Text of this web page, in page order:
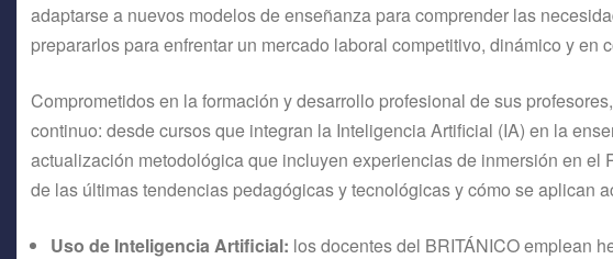
adaptarse a nuevos modelos de enseñanza para comprender las
prepararlos para enfrentar un mercado laboral competitivo, dinámico y en
Comprometidos en la formación y desarrollo profesional de sus
continuo: desde cursos que integran la Inteligencia Artificial (IA) en la
actualización metodológica que incluyen experiencias de inmersión en el
de las últimas tendencias pedagógicas y tecnológicas y cómo se aplican
Uso de Inteligencia Artificial: los docentes del BRITÁNICO emplean